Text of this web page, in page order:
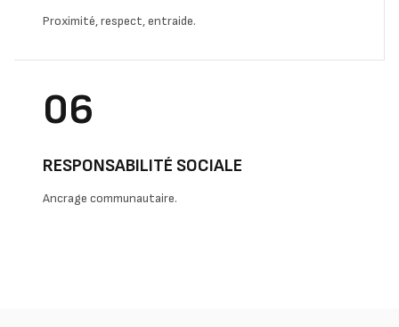
Proximité, respect, entraide.
06
RESPONSABILITÉ SOCIALE
Ancrage communautaire.